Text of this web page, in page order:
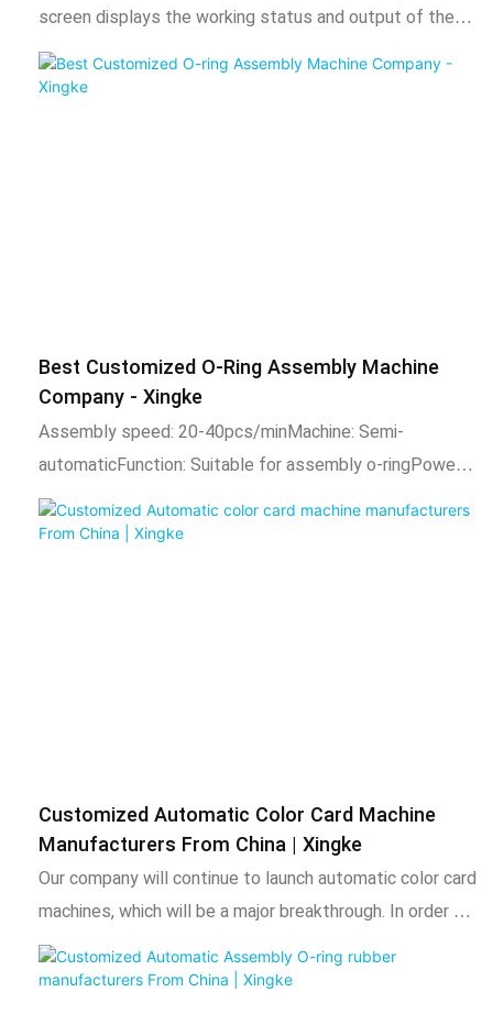
screen displays the working status and output of the
machine in real time. Each mechanism is equipped with
detection and fault alarm functions to assist in quick
Best Customized O-Ring Assembly Machine
Company - Xingke
Assembly speed: 20-40pcs/minMachine: Semi-
automaticFunction: Suitable for assembly o-ringPower:
220V/50HZ/60HZAir supply: 0.5-0.8 Mpa
Customized Automatic Color Card Machine
Manufacturers From China | Xingke
Our company will continue to launch automatic color card
machines, which will be a major breakthrough. In order to
solve the main problems of cloth production, such as
difficulty in recruiting workers, difficulty in personnel